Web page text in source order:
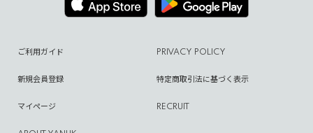
ご利用ガイド PRIVACY POLICY
新規会員登録 特定商取引法に基づく表示
マイページ RECRUIT